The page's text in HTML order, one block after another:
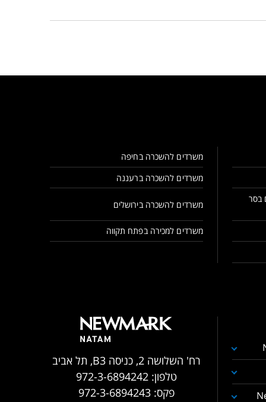
משרדים להשכרה בחיפה
משרדים להשכרה ברעננה
בסר
משרדים להשכרה בירושלים
משרדים למכירה בפתח תקווה
רח' השלושה 2, כניסה B3, תל אביב
טלפון:972-3-6894242
פקס:972-3-6894243